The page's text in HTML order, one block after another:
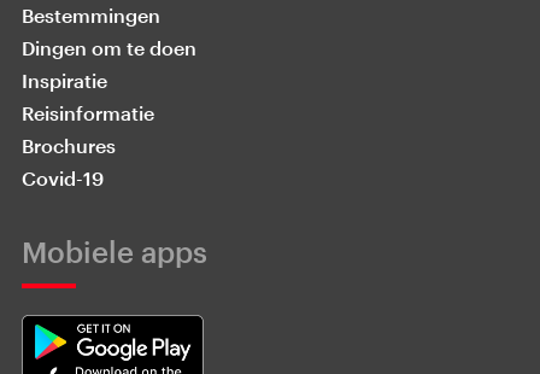
Bestemmingen
Dingen om te doen
Inspiratie
Reisinformatie
Brochures
Covid-19
Mobiele apps